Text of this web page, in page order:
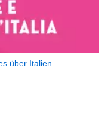
über Italien